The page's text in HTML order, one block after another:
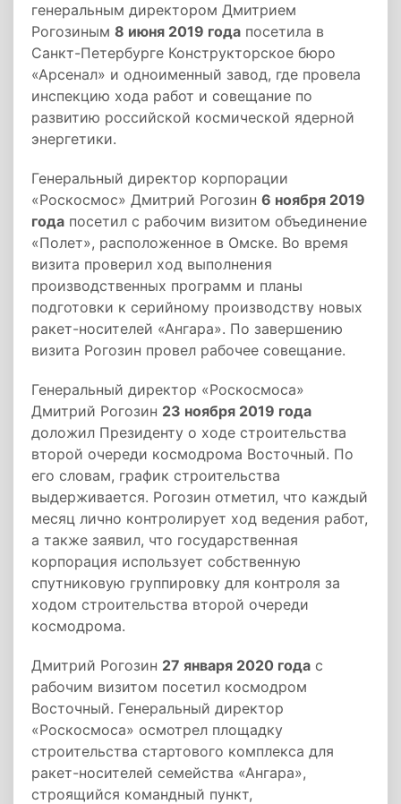
генеральным директором Дмитрием
Рогозиным 8 июня 2019 года посетила в
Санкт-Петербурге Конструкторское бюро
«Арсенал» и одноименный завод, где провела
инспекцию хода работ и совещание по
развитию российской космической ядерной
энергетики.
Генеральный директор корпорации
«Роскосмос» Дмитрий Рогозин 6 ноября 2019
года посетил с рабочим визитом объединение
«Полет», расположенное в Омске. Во время
визита проверил ход выполнения
производственных программ и планы
подготовки к серийному производству новых
ракет-носителей «Ангара». По завершению
визита Рогозин провел рабочее совещание.
Генеральный директор «Роскосмоса»
Дмитрий Рогозин 23 ноября 2019 года
доложил Президенту о ходе строительства
второй очереди космодрома Восточный. По
его словам, график строительства
выдерживается. Рогозин отметил, что каждый
месяц лично контролирует ход ведения работ,
а также заявил, что государственная
корпорация использует собственную
спутниковую группировку для контроля за
ходом строительства второй очереди
космодрома.
Дмитрий Рогозин 27 января 2020 года с
рабочим визитом посетил космодром
Восточный. Генеральный директор
«Роскосмоса» осмотрел площадку
строительства стартового комплекса для
ракет-носителей семейства «Ангара»,
строящийся командный пункт,